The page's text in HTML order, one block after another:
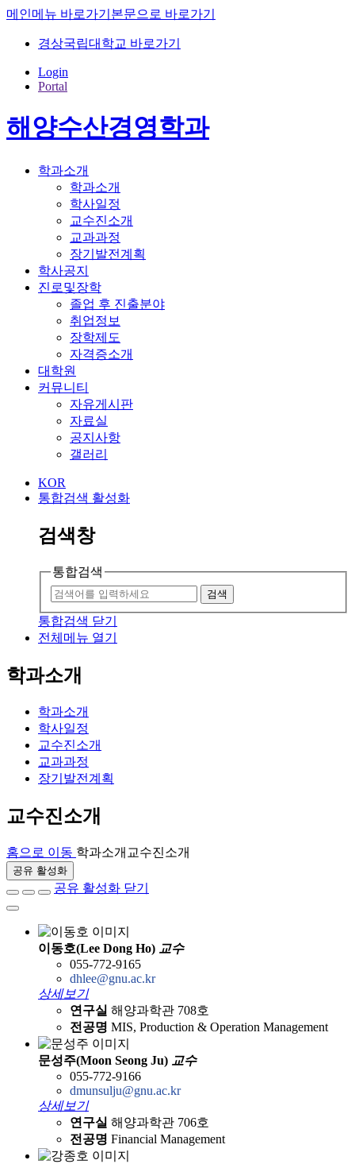
메인메뉴 바로가기 본문으로 바로가기
경상국립대학교 바로가기
Login
Portal
해양수산경영학과
학과소개
학과소개
학사일정
교수진소개
교과과정
장기발전계획
학사공지
진로및장학
졸업 후 진출분야
취업정보
장학제도
자격증소개
대학원
커뮤니티
자유게시판
자료실
공지사항
갤러리
KOR
통합검색 활성화
검색창
통합검색
검색
통합검색 닫기
전체메뉴 열기
학과소개
학과소개
학사일정
교수진소개
교과과정
장기발전계획
교수진소개
홈으로 이동 학과소개 교수진소개
공유 활성화
공유 활성화 닫기
이동호(Lee Dong Ho) 교수
055-772-9165
dhlee@gnu.ac.kr
상세보기
연구실 해양과학관 708호
전공명 MIS, Production & Operation Management
문성주(Moon Seong Ju) 교수
055-772-9166
dmunsulju@gnu.ac.kr
상세보기
연구실 해양과학관 706호
전공명 Financial Management